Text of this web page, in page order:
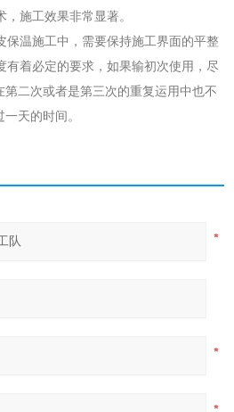
施工效果非常显著。
保温施工中，需要保持施工界面的平整
有着必定的要求，如果输初次使用，尽
二次或者是第三次的重复运用中也不
天的时间。